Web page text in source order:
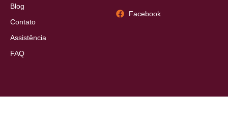
Blog
Contato
Assistência
FAQ
Facebook